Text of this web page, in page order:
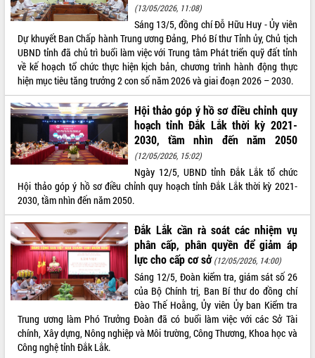
ĐIỂM TIN VĂN BẢN
QUY HOẠCH - KẾ HOẠCH
VIDEO
Loading the player...
(13/05/2026, 11:08)
Sáng 13/5, đồng chí Đỗ Hữu Huy - Ủy viên
Dự khuyết Ban Chấp hành Trung ương Đảng, Phó Bí thư Tỉnh ủy, Chủ tịch
UBND tỉnh đã chủ trì buổi làm việc với Trung tâm Phát triển quỹ đất tỉnh
về kế hoạch tổ chức thực hiện kịch bản, chương trình hành động thực
hiện mục tiêu tăng trưởng 2 con số năm 2026 và giai đoạn 2026 – 2030.
Hội thảo góp ý hồ sơ điều chỉnh quy
hoạch tỉnh Đắk Lắk thời kỳ 2021-
2030, tầm nhìn đến năm 2050
(12/05/2026, 15:02)
Ngày 12/5, UBND tỉnh Đắk Lắk tổ chức
Hội thảo góp ý hồ sơ điều chỉnh quy hoạch tỉnh Đắk Lắk thời kỳ 2021-
2030, tầm nhìn đến năm 2050.
Đắk Lắk cần rà soát các nhiệm vụ
phân cấp, phân quyền để giảm áp
lực cho cấp cơ sở (12/05/2026, 14:00)
Sáng 12/5, Đoàn kiểm tra, giám sát số 26
của Bộ Chính trị, Ban Bí thư do đồng chí
Đào Thế Hoằng, Ủy viên Ủy ban Kiểm tra
Trung ương làm Phó Trưởng Đoàn đã có buổi làm việc với các Sở Tài
chính, Xây dựng, Nông nghiệp và Môi trường, Công Thương, Khoa học và
Công nghệ tỉnh Đắk Lắk.